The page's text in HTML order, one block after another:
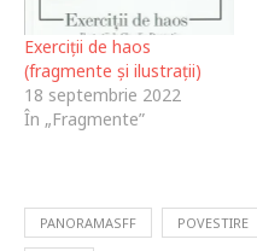
Exerciții de haos
(fragmente și ilustrații)
18 septembrie 2022
În „Fragmente”
PANORAMASFF POVESTIRE